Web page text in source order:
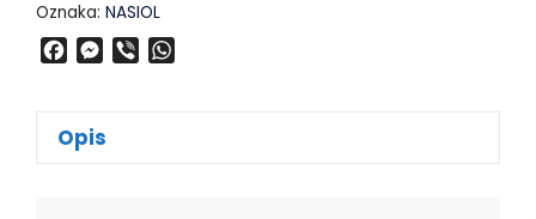
Oznaka: NASIOL
e
b
M
s
Opis